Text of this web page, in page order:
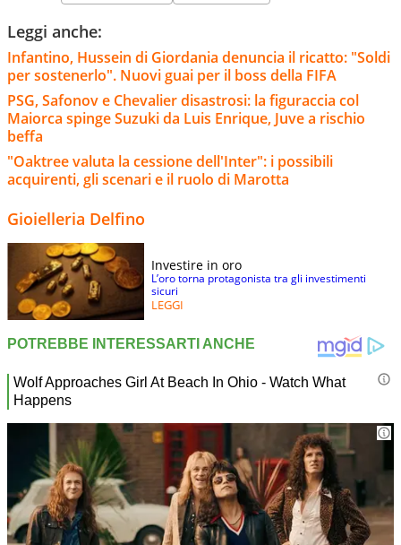
Leggi anche:
Infantino, Hussein di Giordania denuncia il ricatto: "Soldi
per sostenerlo". Nuovi guai per il boss della FIFA
PSG, Safonov e Chevalier disastrosi: la figuraccia col
Maiorca spinge Suzuki da Luis Enrique, Juve a rischio
beffa
"Oaktree valuta la cessione dell'Inter": i possibili
acquirenti, gli scenari e il ruolo di Marotta
Gioielleria Delfino
Investire in oro
L’oro torna protagonista tra gli investimenti
sicuri
LEGGI